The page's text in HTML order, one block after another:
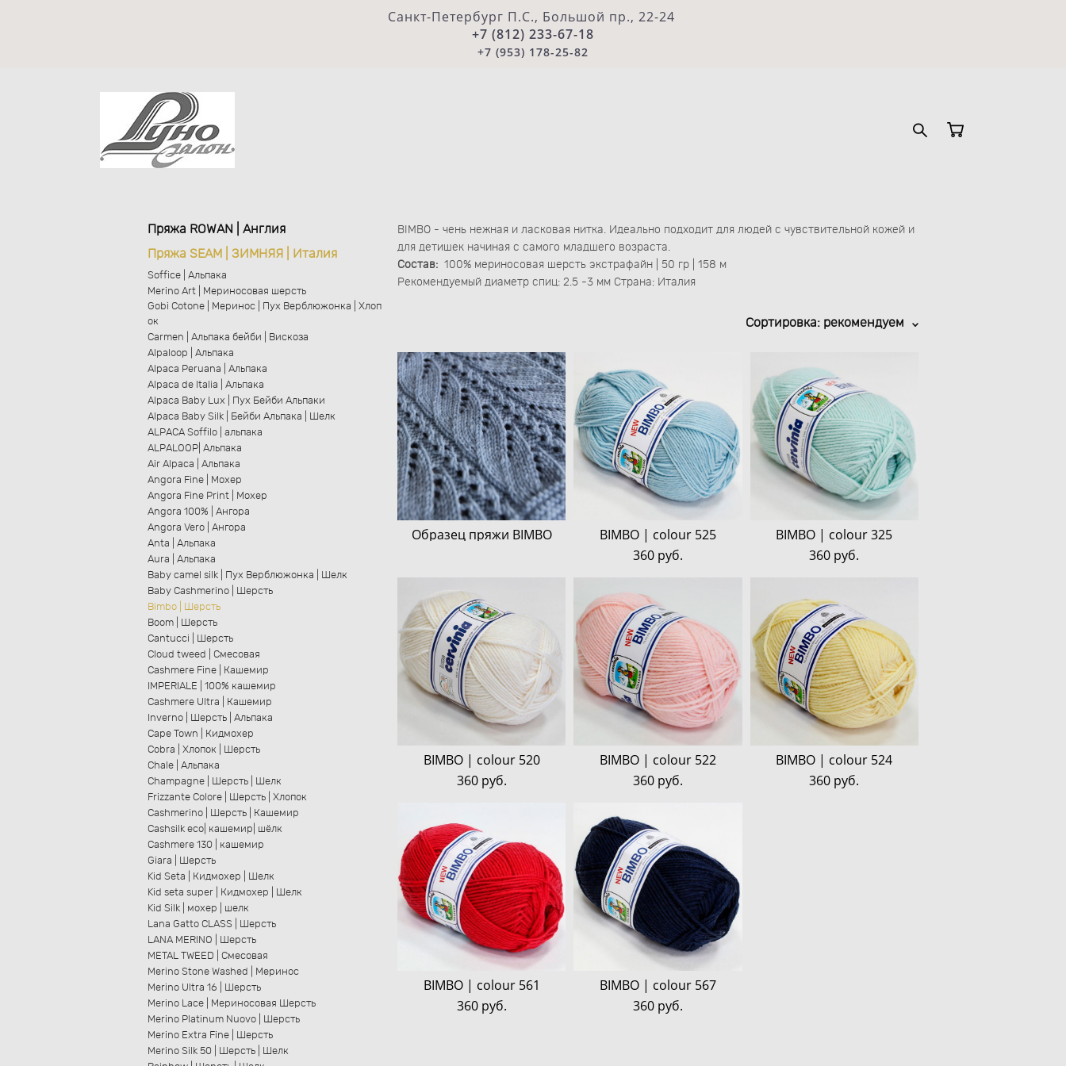
Санкт-Петербург П.С., Большой пр., 22-24
+7 (812) 233-67-18
+7 (953) 178-25-82
Пряжа ROWAN | Англия
Пряжа SEAM | ЗИМНЯЯ | Италия
Soffice | Альпака
Merino Art | Мериносовая шерсть
Gobi Cotone | Меринос | Пух Верблюжонка | Хлоп
ок
Carmen | Альпака бейби | Вискоза
Alpaloop | Альпака
Alpaca Peruana | Альпака
Alpaca de Italia | Альпака
Alpaca Baby Lux | Пух Бейби Альпаки
Alpaca Baby Silk | Бейби Альпака | Шелк
ALPACA Soffilo | альпака
ALPALOOP| Альпака
Air Alpaca | Альпака
Angora Fine | Мохер
Angora Fine Print | Мохер
Angora 100% | Ангора
Angora Vero | Ангора
Anta | Альпака
Aura | Альпака
Baby camel silk | Пух Верблюжонка | Шелк
Baby Cashmerino | Шерсть
Bimbo | Шерсть
Boom | Шерсть
Cantucci | Шерсть
Cloud tweed | Смесовая
Cashmere Fine | Кашемир
IMPERIALE | 100% кашемир
Cashmere Ultra | Кашемир
Inverno | Шерсть | Альпака
Cape Town | Кидмохер
Cobra | Хлопок | Шерсть
Chale | Альпака
Champagne | Шерсть | Шелк
Frizzante Colore | Шерсть | Хлопок
Cashmerino | Шерсть | Кашемир
Cashsilk eco| кашемир| шёлк
Cashmere 130 | кашемир
Giara | Шерсть
Kid Seta | Кидмохер | Шелк
Kid seta super | Кидмохер | Шелк
Kid Silk | мохер | шелк
Lana Gatto CLASS | Шерсть
LANA MERINO | Шерсть
METAL TWEED | Смесовая
Merino Stone Washed | Меринос
Merino Ultra 16 | Шерсть
Merino Lace | Мериносовая Шерсть
Merino Platinum Nuovo | Шерсть
Merino Extra Fine | Шерсть
Merino Silk 50 | Шерсть | Шелк
BIMBO - чень нежная и ласковая нитка. Идеально подходит для людей с чувствительной кожей и
для детишек начиная с самого младшего возраста.
Состав: 100% мериносовая шерсть экстрафайн | 50 гр | 158 м
Рекомендуемый диаметр спиц: 2.5 -3 мм Страна: Италия
Сортировка: рекомендуем
Образец пряжи BIMBO
BIMBO | colour 525
360 pуб.
BIMBO | colour 325
360 pуб.
BIMBO | colour 520
360 pуб.
BIMBO | colour 522
360 pуб.
BIMBO | colour 524
360 pуб.
BIMBO | colour 561
360 pуб.
BIMBO | colour 567
360 pуб.